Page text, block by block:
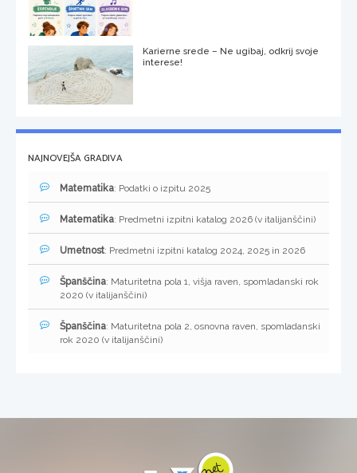
Karierne srede – Ne ugibaj, odkrij svoje
interese!
NAJNOVEJŠA GRADIVA
Matematika: Podatki o izpitu 2025
Matematika: Predmetni izpitni katalog 2026 (v italijanščini)
Umetnost: Predmetni izpitni katalog 2024, 2025 in 2026
Španščina: Maturitetna pola 1, višja raven, spomladanski rok
2020 (v italijanščini)
Španščina: Maturitetna pola 2, osnovna raven, spomladanski
rok 2020 (v italijanščini)